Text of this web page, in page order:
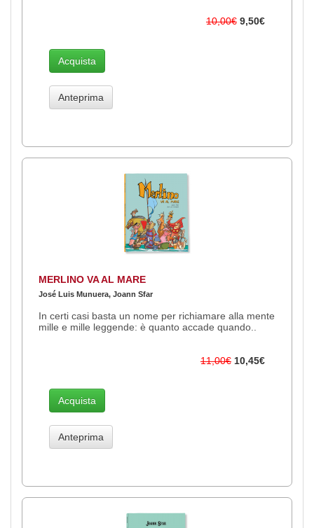
10,00€ 9,50€
Acquista
Anteprima
MERLINO VA AL MARE
José Luis Munuera, Joann Sfar
In certi casi basta un nome per richiamare alla mente
mille e mille leggende: è quanto accade quando..
11,00€ 10,45€
Acquista
Anteprima